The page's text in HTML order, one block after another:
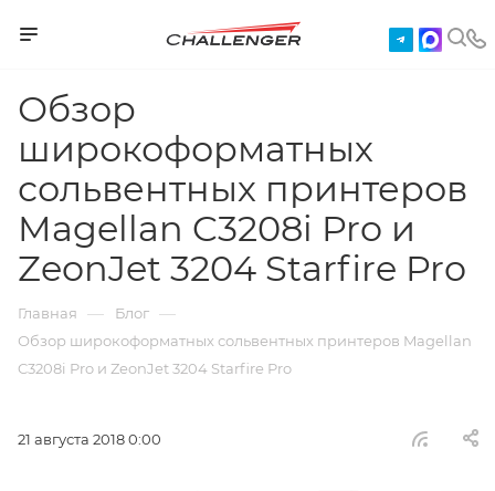
Обзор
широкоформатных
сольвентных принтеров
Magellan C3208i Pro и
ZeonJet 3204 Starfire Pro
Главная — Блог —
Обзор широкоформатных сольвентных принтеров Magellan
C3208i Pro и ZeonJet 3204 Starfire Pro
21 августа 2018 0:00